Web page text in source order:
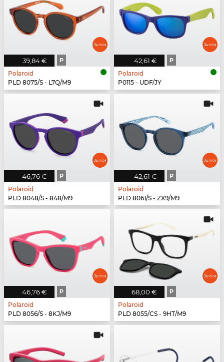
39,84 € P
Polaroid
PLD 8075/S - L7Q/M9
42,61 € P
Polaroid
P0115 - UDF/JY
46,76 € P
Polaroid
PLD 8048/S - 848/M9
42,61 € P
Polaroid
PLD 8061/S - ZX9/M9
46,76 € P
Polaroid
PLD 8056/S - 8KJ/M9
68,00 € P
Polaroid
PLD 8055/CS - 9HT/M9